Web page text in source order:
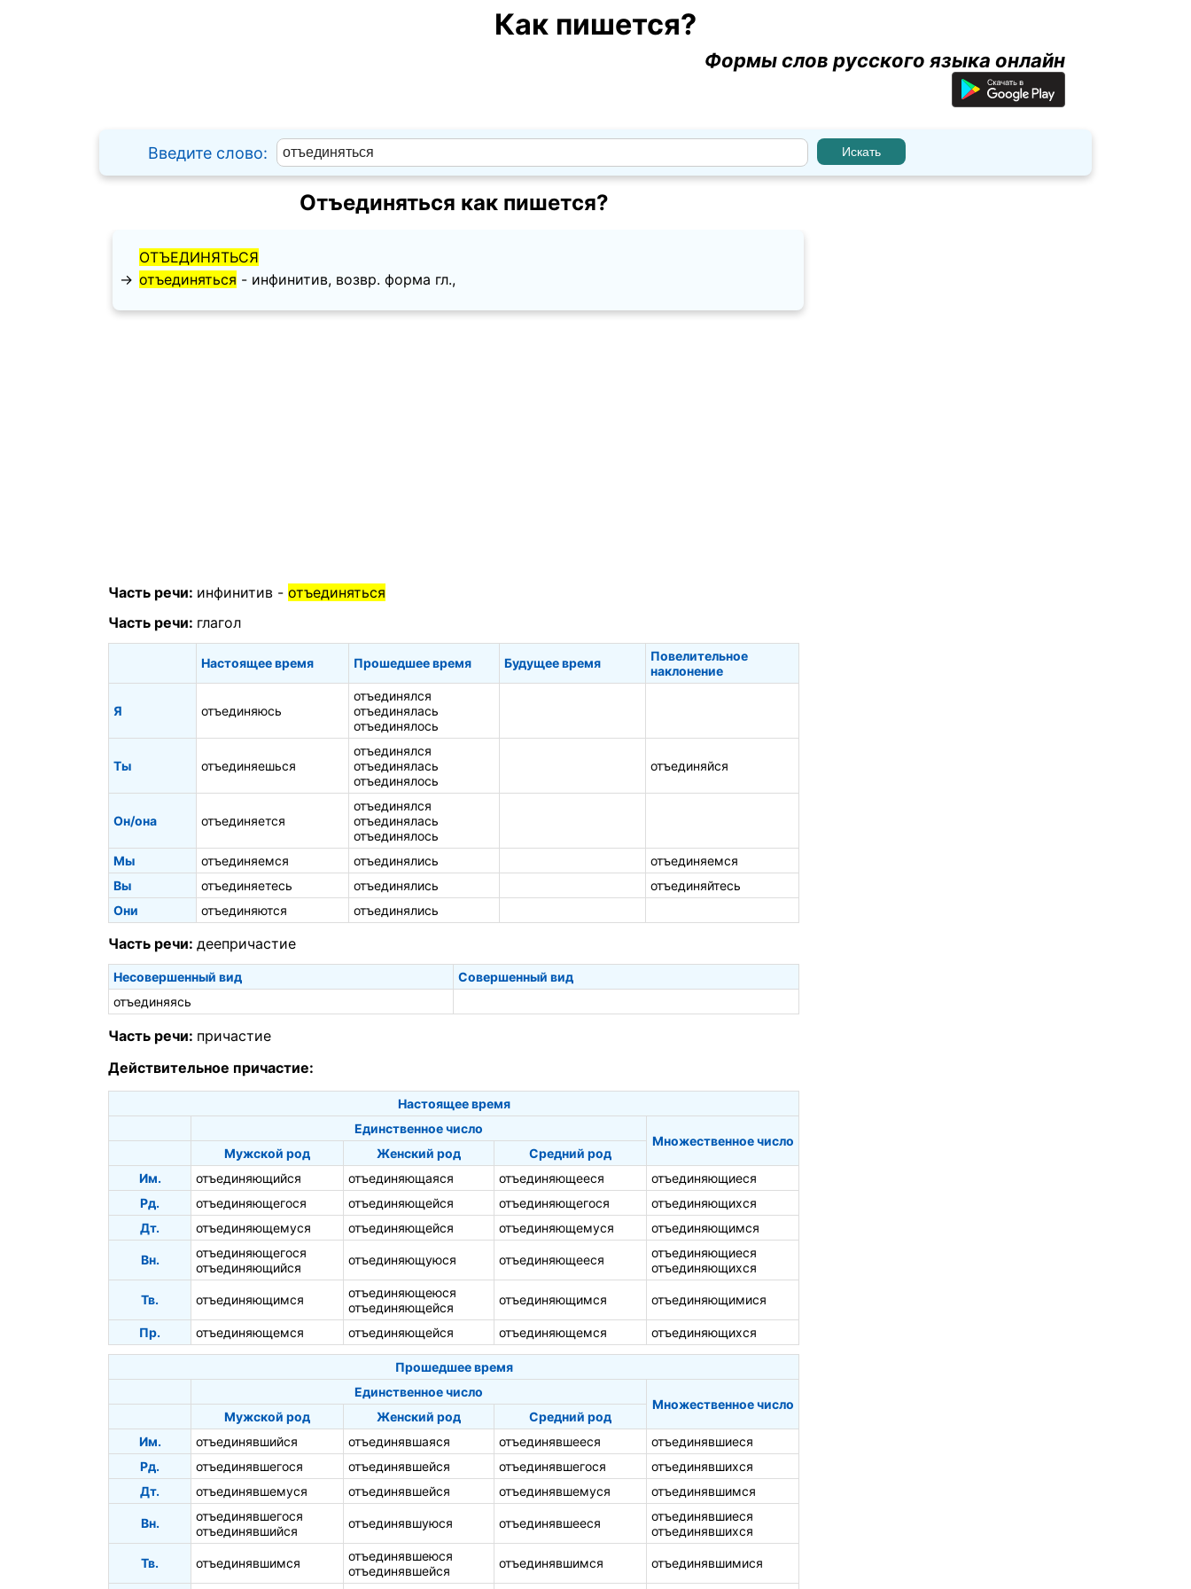
Как пишется?
Формы слов русского языка онлайн
Введите слово:
Отъединяться как пишется?
ОТЪЕДИНЯТЬСЯ
→ отъединяться - инфинитив, возвр. форма гл.,
Часть речи: инфинитив - отъединяться
Часть речи: глагол
Настоящее время Прошедшее время Будущее время
Повелительное
наклонение
Я отъединяюсь
отъединялся
отъединялась
отъединялось
Ты отъединяешься
отъединялся
отъединялась
отъединялось
отъединяйся
Он/она отъединяется
отъединялся
отъединялась
отъединялось
Мы
отъединяемся отъединялись
отъединяемся
Вы
отъединяетесь отъединялись
отъединяйтесь
Они
отъединяются отъединялись
Часть речи: деепричастие
Несовершенный вид
Совершенный вид
отъединяясь
Часть речи: причастие
Действительное причастие:
Настоящее время
Единственное число
Множественное число
Мужской род
Женский род
Средний род
Им.
отъединяющийся отъединяющаяся отъединяющееся
отъединяющиеся
Рд.
отъединяющегося отъединяющейся отъединяющегося
отъединяющихся
Дт.
отъединяющемуся отъединяющейся отъединяющемуся отъединяющимся
Вн.
отъединяющегося
отъединяющийся
отъединяющуюся отъединяющееся
отъединяющиеся
отъединяющихся
Тв. отъединяющимся
отъединяющеюся
отъединяющейся
отъединяющимся отъединяющимися
Пр. отъединяющемся отъединяющейся отъединяющемся отъединяющихся
Прошедшее время
Единственное число
Множественное число
Мужской род
Женский род
Средний род
Им.
отъединявшийся отъединявшаяся отъединявшееся
отъединявшиеся
Рд.
отъединявшегося отъединявшейся отъединявшегося
отъединявшихся
Дт.
отъединявшемуся отъединявшейся отъединявшемуся отъединявшимся
Вн.
отъединявшегося
отъединявшийся
отъединявшуюся отъединявшееся
отъединявшиеся
отъединявшихся
Тв. отъединявшимся
отъединявшеюся
отъединявшейся
отъединявшимся отъединявшимися